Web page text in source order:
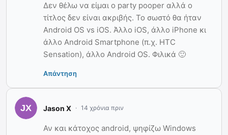
Δεν θέλω να είμαι ο party pooper αλλά ο
τίτλος δεν είναι ακριβής. Το σωστό θα ήταν
Android OS vs iOS. Άλλο iOS, άλλο iPhone κι
άλλο Android Smartphone (π.χ. HTC
Sensation), άλλο Android OS. Φιλικά 🙂
Απάντηση
Jason X 14 χρόνια πριν
Αν και κάτοχος android, ψηφίζω Windows